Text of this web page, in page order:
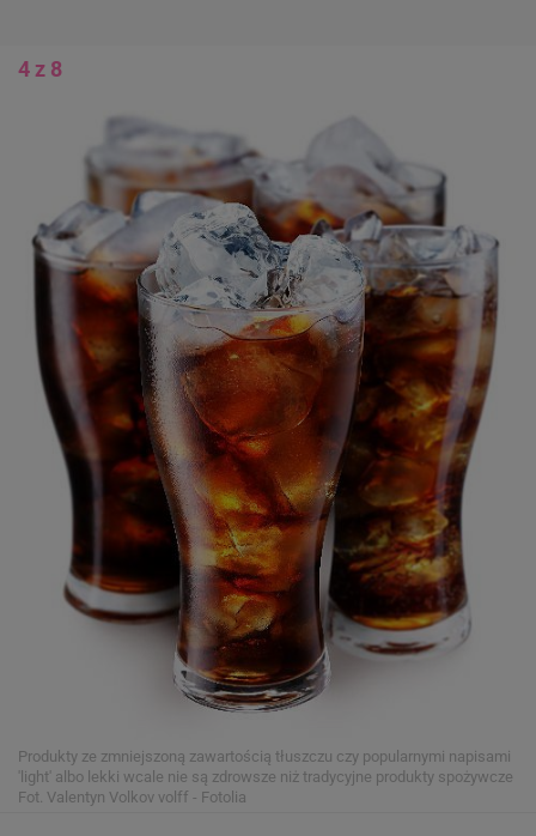
4 z 8
Produkty ze zmniejszoną zawartością tłuszczu czy popularnymi napisami
'light' albo lekki wcale nie są zdrowsze niż tradycyjne produkty spożywcze
Fot. Valentyn Volkov volff - Fotolia